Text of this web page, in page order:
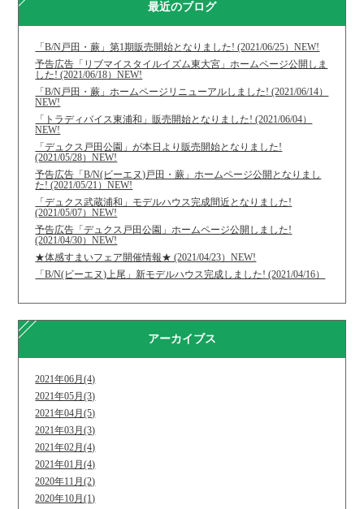
最近のブログ
「B/N戸田・蕨」第1期販売開始となりました! (2021/06/25）NEW!
予告広告「リブマイスタイルイズム東大宮」ホームページ公開しま
した! (2021/06/18）NEW!
「B/N戸田・蕨」ホームページリニューアルしました! (2021/06/14）
NEW!
「トラディバイス東浦和」販売開始となりました! (2021/06/04）
NEW!
「デュクス戸田公園」が本日より販売開始となりました!
(2021/05/28）NEW!
予告広告「B/N(ビーエヌ)戸田・蕨」ホームページ公開となりまし
た! (2021/05/21）NEW!
「デュクス武蔵浦和」モデルハウス完成間近となりました!
(2021/05/07）NEW!
予告広告「デュクス戸田公園」ホームページ公開しました!
(2021/04/30）NEW!
★体感すまいフェア開催情報★ (2021/04/23）NEW!
「B/N(ビーエヌ)上尾」新モデルハウス完成しました! (2021/04/16）
アーカイブス
2021年06月(4)
2021年05月(3)
2021年04月(5)
2021年03月(3)
2021年02月(4)
2021年01月(4)
2020年11月(2)
2020年10月(1)